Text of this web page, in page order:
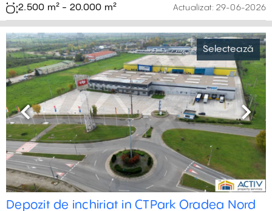
2.500 m² - 20.000 m² Actualizat: 29-06-2026
Selectează
Previous Next
Depozit de inchiriat in CTPark Oradea Nord